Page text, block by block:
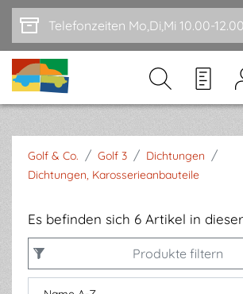
Zum Hauptinhalt springen
Golf & Co. / Golf 3 / Dichtungen /
Dichtungen, Karosserieanbauteile
Es befinden sich 6 Artikel in
Produkte filtern